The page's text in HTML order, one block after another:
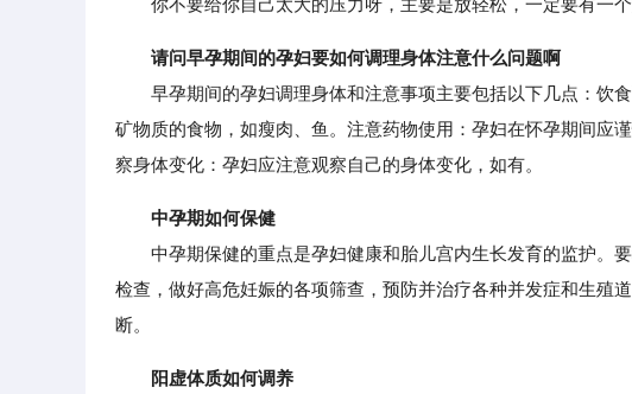
你不要给你自己太大的压力呀，主要是放轻松，一定要有一
请问早孕期间的孕妇要如何调理身体注意什么问题啊
早孕期间的孕妇调理身体和注意事项主要包括以下几点：饮
矿物质的食物，如瘦肉、鱼。注意药物使用：孕妇在怀孕期间应
察身体变化：孕妇应注意观察自己的身体变化，如有。
中孕期如何保健
中孕期保健的重点是孕妇健康和胎儿宫内生长发育的监护。
检查，做好高危妊娠的各项筛查，预防并治疗各种并发症和生殖
断。
阳虚体质如何调养